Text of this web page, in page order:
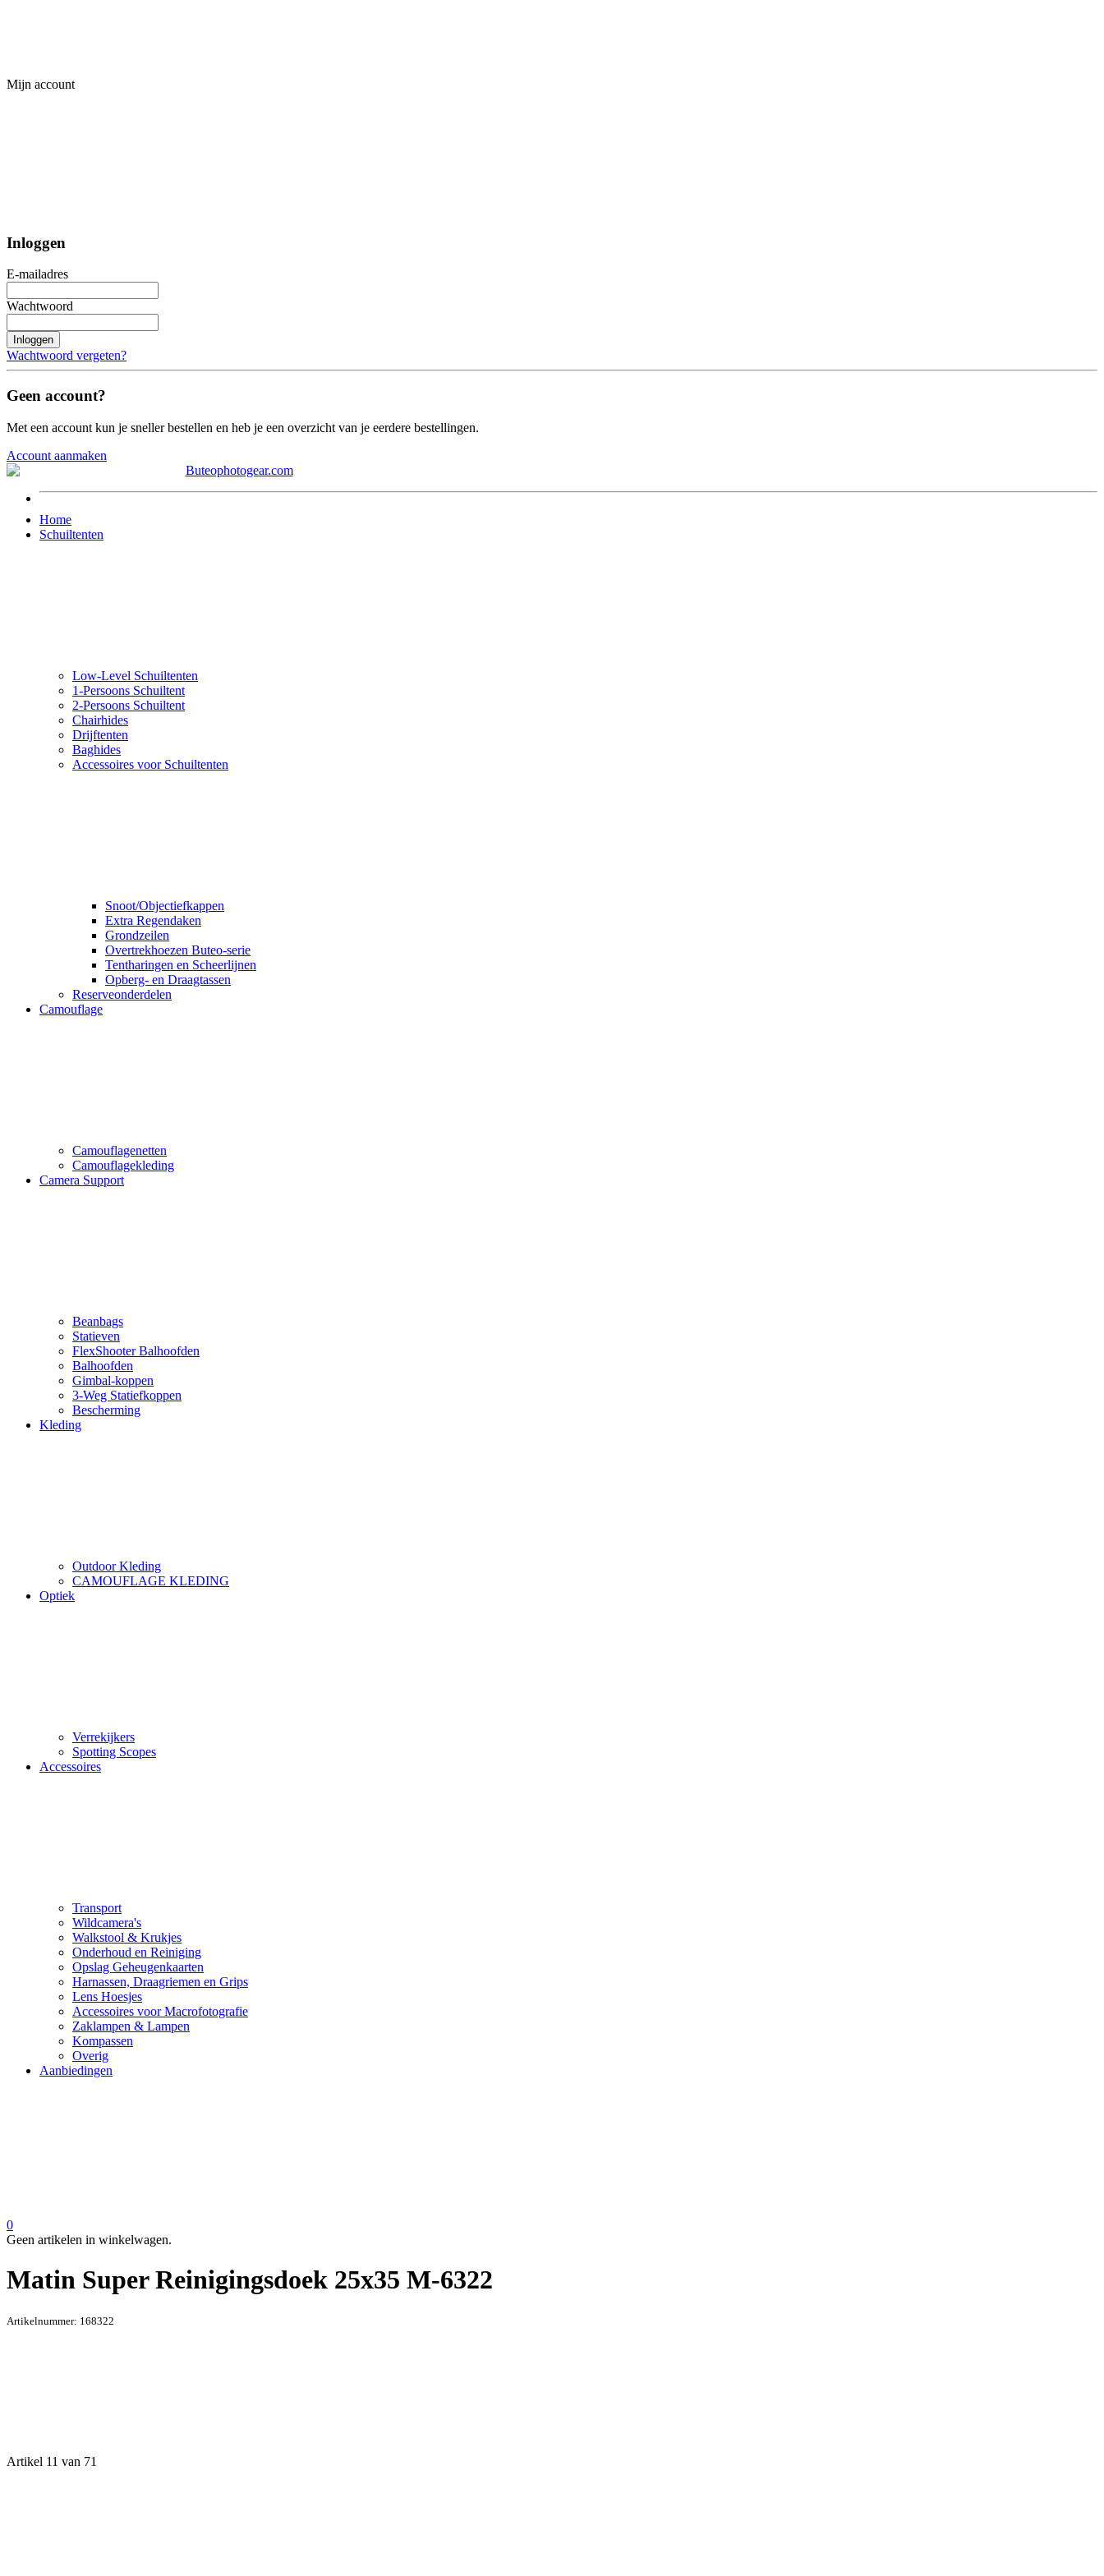
Mijn account
Inloggen
E-mailadres
Wachtwoord
Inloggen
Wachtwoord vergeten?
Geen account?
Met een account kun je sneller bestellen en heb je een overzicht van je eerdere bestellingen.
Account aanmaken
Home
Schuiltenten
Low-Level Schuiltenten
1-Persoons Schuiltent
2-Persoons Schuiltent
Chairhides
Drijftenten
Baghides
Accessoires voor Schuiltenten
Snoot/Objectiefkappen
Extra Regendaken
Grondzeilen
Overtrekhoezen Buteo-serie
Tentharingen en Scheerlijnen
Opberg- en Draagtassen
Reserveonderdelen
Camouflage
Camouflagenetten
Camouflagekleding
Camera Support
Beanbags
Statieven
FlexShooter Balhoofden
Balhoofden
Gimbal-koppen
3-Weg Statiefkoppen
Bescherming
Kleding
Outdoor Kleding
CAMOUFLAGE KLEDING
Optiek
Verrekijkers
Spotting Scopes
Accessoires
Transport
Wildcamera's
Walkstool & Krukjes
Onderhoud en Reiniging
Opslag Geheugenkaarten
Harnassen, Draagriemen en Grips
Lens Hoesjes
Accessoires voor Macrofotografie
Zaklampen & Lampen
Kompassen
Overig
Aanbiedingen
0
Geen artikelen in winkelwagen.
Matin Super Reinigingsdoek 25x35 M-6322
Artikelnummer: 168322
Artikel 11 van 71